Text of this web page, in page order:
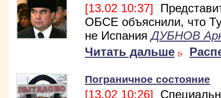
[13.02 10:37]
ОБСЕ объяснили, что
не ИспанияДУБНОВ
Читать дальше
Пограничное состояние
[13.02 10:26]